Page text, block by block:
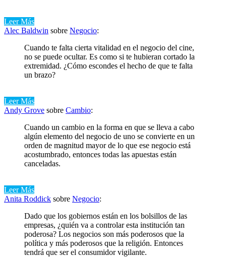
Leer Más
Alec Baldwin sobre Negocio:
Cuando te falta cierta vitalidad en el negocio del cine,
no se puede ocultar. Es como si te hubieran cortado la
extremidad. ¿Cómo escondes el hecho de que te falta
un brazo?
Leer Más
Andy Grove sobre Cambio:
Cuando un cambio en la forma en que se lleva a cabo
algún elemento del negocio de uno se convierte en un
orden de magnitud mayor de lo que ese negocio está
acostumbrado, entonces todas las apuestas están
canceladas.
Leer Más
Anita Roddick sobre Negocio:
Dado que los gobiernos están en los bolsillos de las
empresas, ¿quién va a controlar esta institución tan
poderosa? Los negocios son más poderosos que la
política y más poderosos que la religión. Entonces
tendrá que ser el consumidor vigilante.